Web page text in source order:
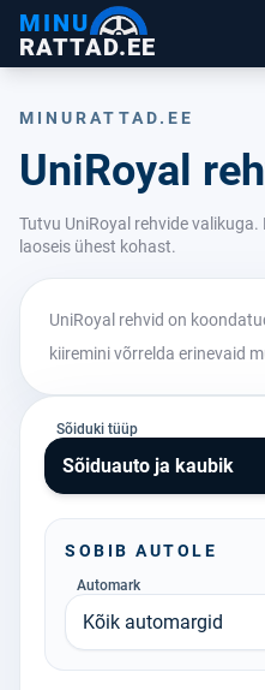
MINU
RATTAD.EE
MINURATTAD.EE
UniRoyal
Tutvu UniRoyal rehvide
laoseis ühest kohast.
UniRoyal rehvid on
kiiremini võrrelda erinevaid
Sõiduki tüüp
Sõiduauto ja kaubik
SOBIB AUTOLE
Automark
Kõik automargid